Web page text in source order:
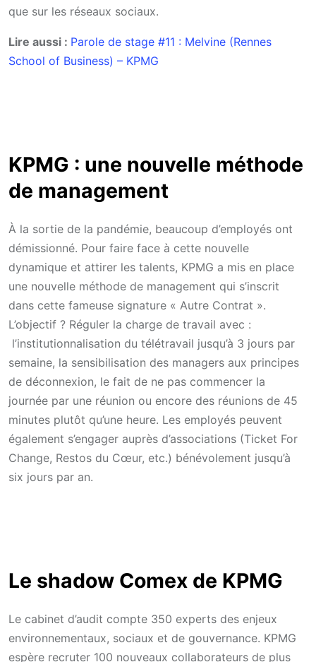
que sur les réseaux sociaux.
Lire aussi : Parole de stage #11 : Melvine (Rennes
School of Business) – KPMG
KPMG : une nouvelle méthode
de management
À la sortie de la pandémie, beaucoup d’employés ont
démissionné. Pour faire face à cette nouvelle
dynamique et attirer les talents, KPMG a mis en place
une nouvelle méthode de management qui s’inscrit
dans cette fameuse signature « Autre Contrat ».
L’objectif ? Réguler la charge de travail avec :
l’institutionnalisation du télétravail jusqu’à 3 jours par
semaine, la sensibilisation des managers aux principes
de déconnexion, le fait de ne pas commencer la
journée par une réunion ou encore des réunions de 45
minutes plutôt qu’une heure. Les employés peuvent
également s’engager auprès d’associations (Ticket For
Change, Restos du Cœur, etc.) bénévolement jusqu’à
six jours par an.
Le shadow Comex de KPMG
Le cabinet d’audit compte 350 experts des enjeux
environnementaux, sociaux et de gouvernance. KPMG
espère recruter 100 nouveaux collaborateurs de plus